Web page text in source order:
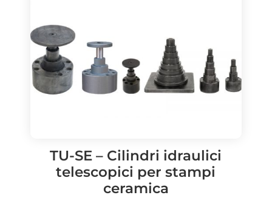
TU-SE – Cilindri idraulici
telescopici per stampi
ceramica